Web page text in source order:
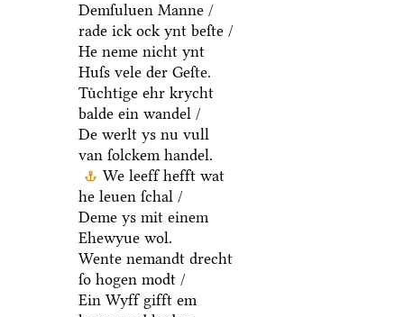
Demſuluen Manne /
rade ick ock ynt beſte /
He neme nicht ynt
Huſs vele der Geſte.
Tuͤchtige ehr krycht
balde ein wandel /
De werlt ys nu vull
van ſolckem handel.
We leeff hefft wat
he leuen ſchal /
Deme ys mit einem
Ehewyue wol.
Wente nemandt drecht
ſo hogen modt /
Ein Wyff gifft em